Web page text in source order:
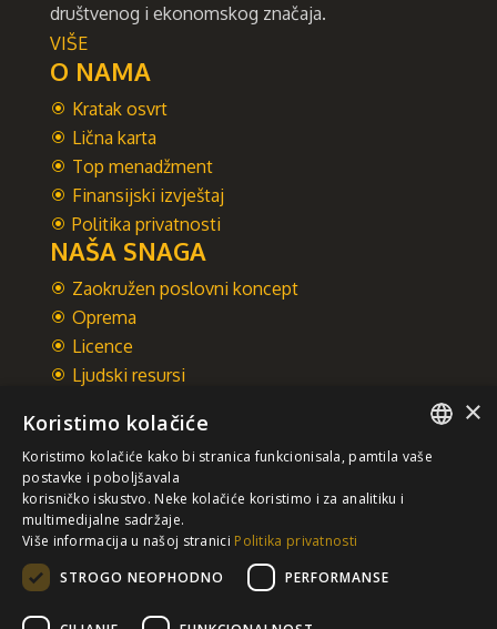
društvenog i ekonomskog značaja.
VIŠE
O NAMA
Kratak osvrt
Lična karta
Top menadžment
Finansijski izvještaj
Politika privatnosti
NAŠA SNAGA
Zaokružen poslovni koncept
Oprema
Licence
Ljudski resursi
INTEGRAL INŽENJERING A.D.
Omladinska 44, 78250 Laktaši
+387 (0)51 337 401
+387 (0)51 337 491
iicbl@integragrupa.com
www.integral.ba
×
Koristimo kolačiće
Koristimo kolačiće kako bi stranica funkcionisala, pamtila vaše
postavke i poboljšavala
korisničko iskustvo. Neke kolačiće koristimo i za analitiku i
multimedijalne sadržaje.
Više informacija u našoj stranici Politika privatnosti
STROGO NEOPHODNO
PERFORMANSE